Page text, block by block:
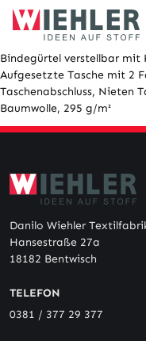
Skip
Bindegürtel verstellbar mit
Aufgesetzte Tasche mit 2
Taschenabschluss, Nieten
Baumwolle, 295 g/m²
Danilo Wiehler
Hansestraße 27a
18182 Bentwisch
TELEFON
0381 / 377 29 377